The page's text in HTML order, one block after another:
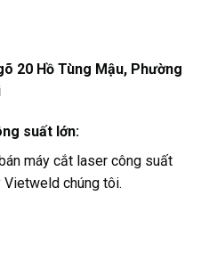
20 Hồ Tùng Mậu, Phường
suất lớn:
máy cắt laser công suất
Vietweld chúng tôi.